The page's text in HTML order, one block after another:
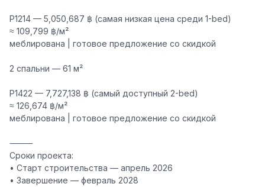
P1214 — 5,050,687 ฿ (самая низкая цена среди 1-bed)
≈ 109,799 ฿/м²
меблирована | готовое предложение со скидкой
2 спальни — 61 м²
P1422 — 7,727,138 ฿ (самый доступный 2-bed)
≈ 126,674 ฿/м²
меблирована | готовое предложение со скидкой
⸻
Сроки проекта:
• Старт строительства — апрель 2026
• Завершение — февраль 2028